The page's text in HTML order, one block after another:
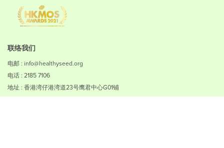
联络我们
电邮 : info@healthyseed.org
电话 : 2185 7106
地址 : 香港湾仔港湾道23号鹰君中心G01铺